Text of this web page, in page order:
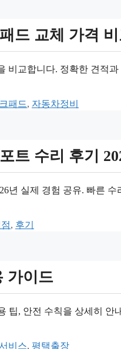
드 교체 가격
비교합니다. 정확한 견적
패드, 자동차정비
트 수리 후기
년 실제 경험 공유. 빠른
, 후기
가이드
팁, 안전 수칙을 상세히
비스, 평택출장